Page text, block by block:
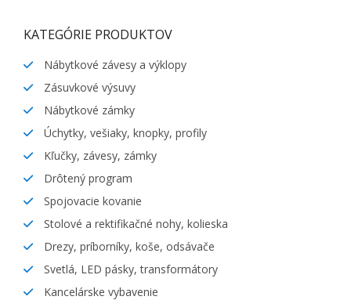
KATEGÓRIE PRODUKTOV
Nábytkové závesy a výklopy
Zásuvkové výsuvy
Nábytkové zámky
Úchytky, vešiaky, knopky, profily
Kľučky, závesy, zámky
Drôtený program
Spojovacie kovanie
Stolové a rektifikačné nohy, kolieska
Drezy, príborníky, koše, odsávače
Svetlá, LED pásky, transformátory
Kancelárske vybavenie